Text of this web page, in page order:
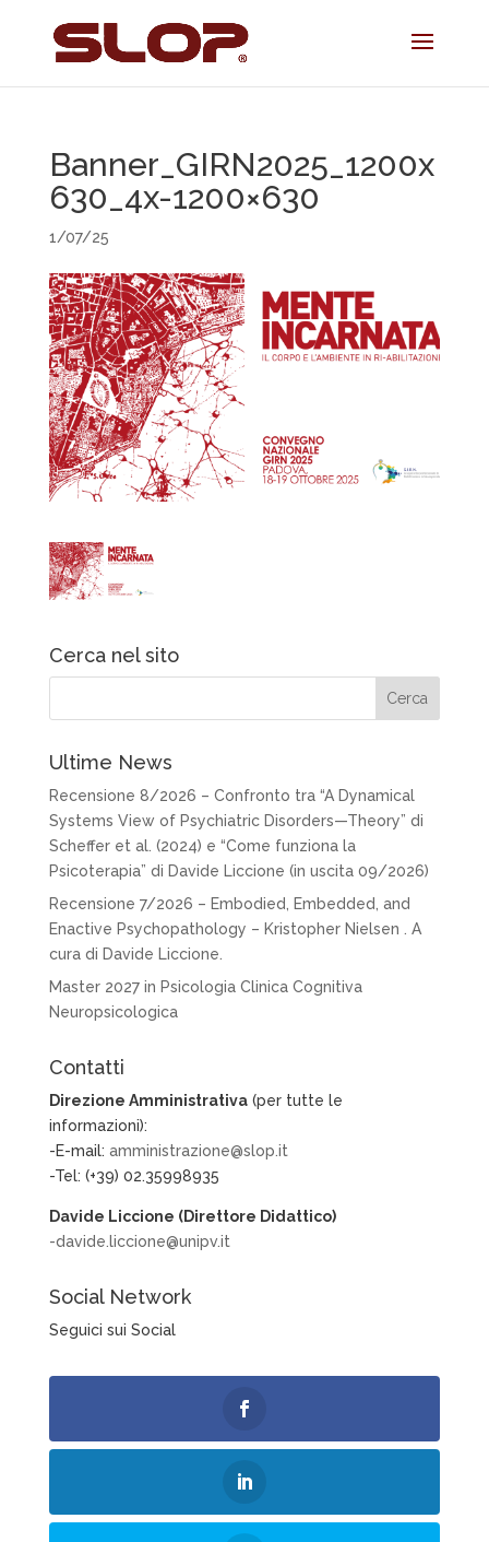
Banner_GIRN2025_1200x
630_4x-1200×630
1/07/25
Cerca nel sito
Ultime News
Recensione 8/2026 – Confronto tra “A Dynamical
Systems View of Psychiatric Disorders—Theory” di
Scheffer et al. (2024) e “Come funziona la
Psicoterapia” di Davide Liccione (in uscita 09/2026)
Recensione 7/2026 – Embodied, Embedded, and
Enactive Psychopathology – Kristopher Nielsen . A
cura di Davide Liccione.
Master 2027 in Psicologia Clinica Cognitiva
Neuropsicologica
Contatti
Direzione Amministrativa(per tutte le
informazioni):
-E-mail: amministrazione@slop.it
-Tel: (+39) 02.35998935
Davide Liccione (Direttore Didattico)
-davide.liccione@unipv.it
Social Network
Seguici sui Social